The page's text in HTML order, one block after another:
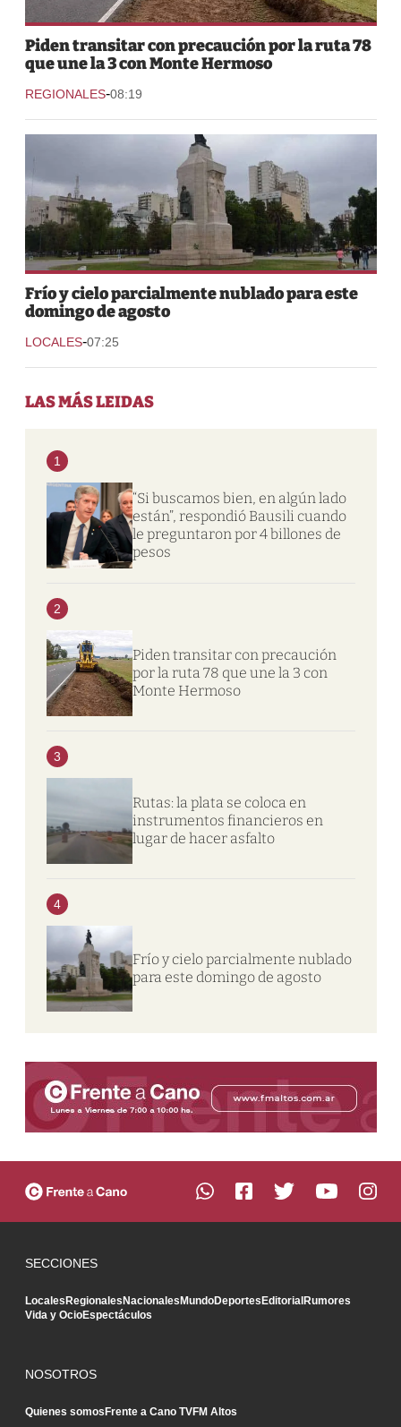
Piden transitar con precaución por la ruta 78
que une la 3 con Monte Hermoso
REGIONALES-08:19
Frío y cielo parcialmente nublado para este
domingo de agosto
LOCALES-07:25
LAS MÁS LEIDAS
1
“Si buscamos bien, en algún lado
están”, respondió Bausili cuando
le preguntaron por 4 billones de
pesos
2
Piden transitar con precaución
por la ruta 78 que une la 3 con
Monte Hermoso
3
Rutas: la plata se coloca en
instrumentos financieros en
lugar de hacer asfalto
4
Frío y cielo parcialmente nublado
para este domingo de agosto
SECCIONES
LocalesRegionalesNacionalesMundoDeportesEditorialRumores
Vida y OcioEspectáculos
NOSOTROS
Quienes somosFrente a Cano TVFM Altos